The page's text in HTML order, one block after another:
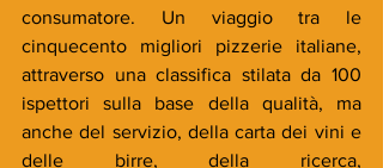
consumatore. Un viaggio tra le
cinquecento migliori pizzerie italiane,
attraverso una classifica stilata da 100
ispettori sulla base della qualità, ma
anche del servizio, della carta dei vini e
delle birre, della ricerca,